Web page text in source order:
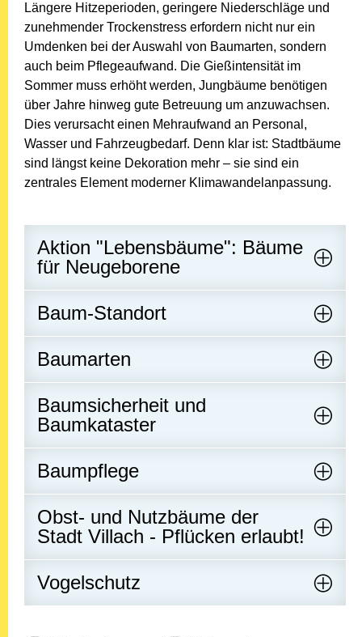
Längere Hitzeperioden, geringere Niederschläge und
zunehmender Trockenstress erfordern nicht nur ein
Umdenken bei der Auswahl von Baumarten, sondern
auch beim Pflegeaufwand. Die Gießintensität im
Sommer muss erhöht werden, Jungbäume benötigen
über Jahre hinweg gute Betreuung um anzuwachsen.
Dies verursacht einen Mehraufwand an Personal,
Wasser und Fahrzeugbedarf. Denn klar ist: Stadtbäume
sind längst keine Dekoration mehr – sie sind ein
zentrales Element moderner Klimawandelanpassung.
Aktion "Lebensbäume": Bäume
für Neugeborene
Baum-Standort
Baumarten
Baumsicherheit und
Baumkataster
Baumpflege
Obst- und Nutzbäume der
Stadt Villach - Pflücken erlaubt!
Vogelschutz